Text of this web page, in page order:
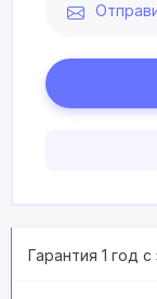
Гарантия 1 год